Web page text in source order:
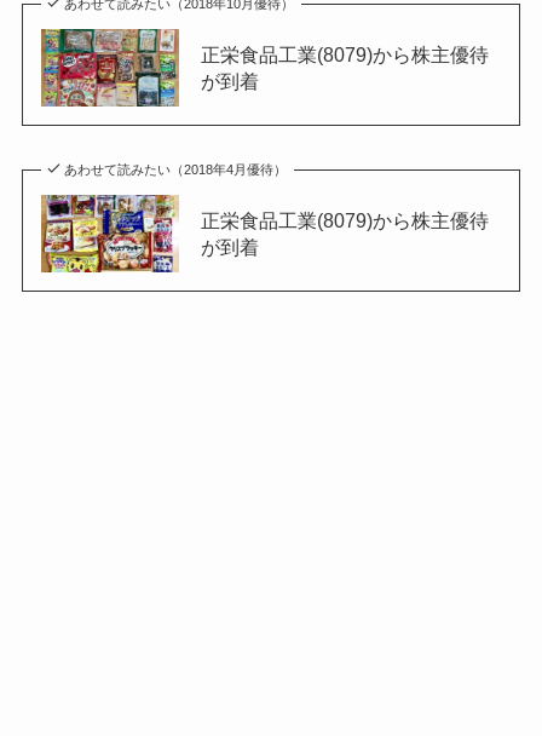
あわせて読みたい（2018年10月優待）
正栄食品工業(8079)から株主優待
が到着
あわせて読みたい（2018年4月優待）
正栄食品工業(8079)から株主優待
が到着